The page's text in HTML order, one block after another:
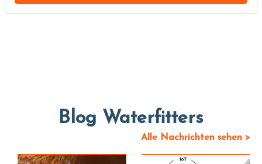
Blog Waterfitters
Alle Nachrichten sehen >